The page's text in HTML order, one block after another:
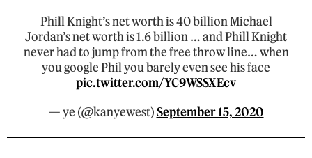
Phill Knight’s net worth is 40 billion Michael
Jordan’s net worth is 1.6 billion … and Phill Knight
never had to jump from the free throw line… when
you google Phil you barely even see his face
pic.twitter.com/YC9WSSXEcv
— ye (@kanyewest)September 15, 2020